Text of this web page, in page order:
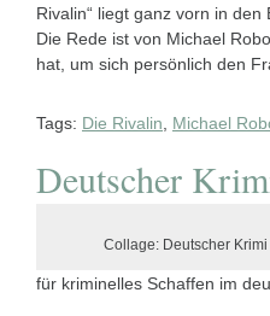
Rivalin“ liegt ganz vorn in den
Die Rede ist von Michael
hat, um sich persönlich den
Tags: Die Rivalin Michael
Deutscher
Collage: Deutscher
für kriminelles Schaffen im